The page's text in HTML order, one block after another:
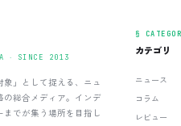
‧ SINCE 2013
」として捉える、ニュ
総合メディア。インデ
でが集う場所を目指し
§
カテゴリ
ニュース
コラム
レビュー